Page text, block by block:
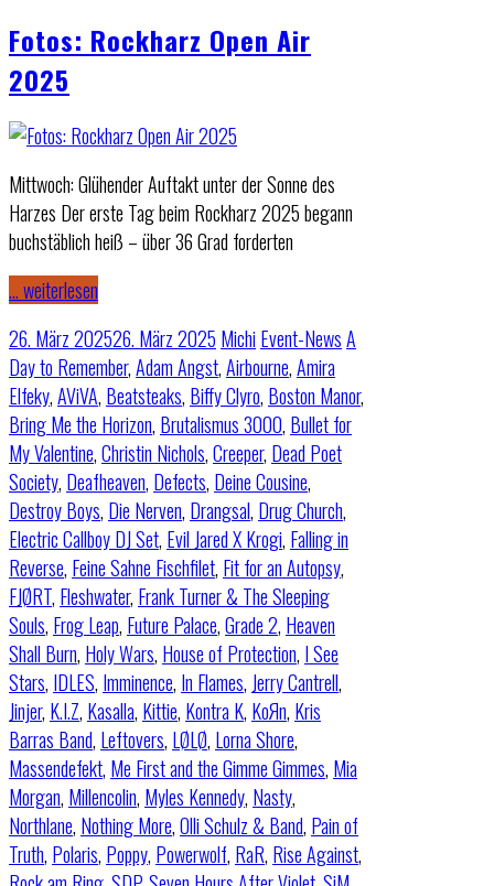
Fotos: Rockharz Open Air
2025
Mittwoch: Glühender Auftakt unter der Sonne des
Harzes Der erste Tag beim Rockharz 2025 begann
buchstäblich heiß – über 36 Grad forderten
… weiterlesen
26. März 202526. März 2025 Michi Event-NewsA
Day to Remember,Adam Angst,Airbourne,Amira
Elfeky,AViVA, Beatsteaks, Biffy Clyro, Boston Manor,
Bring Me the Horizon, Brutalismus 3000, Bullet for
My Valentine,Christin Nichols,Creeper, Dead Poet
Society, Deafheaven, Defects, Deine Cousine,
Destroy Boys, Die Nerven, Drangsal, Drug Church,
Electric Callboy DJ Set, Evil Jared X Krogi, Falling in
Reverse, Feine Sahne Fischfilet, Fit for an Autopsy,
FJØRT, Fleshwater, Frank Turner & The Sleeping
Souls, Frog Leap, Future Palace,Grade 2, Heaven
Shall Burn, Holy Wars, House of Protection, I See
Stars, IDLES, Imminence, In Flames, Jerry Cantrell,
Jinjer, K.I.Z, Kasalla, Kittie, Kontra K, KoЯn, Kris
Barras Band, Leftovers, LØLØ, Lorna Shore,
Massendefekt, Me First and the Gimme Gimmes, Mia
Morgan, Millencolin, Myles Kennedy, Nasty,
Northlane, Nothing More,Olli Schulz & Band, Pain of
Truth, Polaris, Poppy, Powerwolf, RaR, Rise Against,